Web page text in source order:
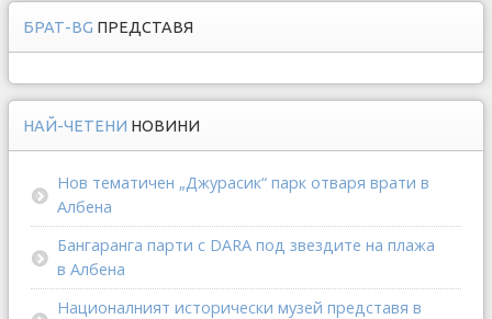
БРАТ-BG ПРЕДСТАВЯ
НАЙ-ЧЕТЕНИ НОВИНИ
Нов тематичен „Джурасик“ парк отваря врати в
Албена
Бангаранга парти с DARA под звездите на плажа
в Албена
Националният исторически музей представя в